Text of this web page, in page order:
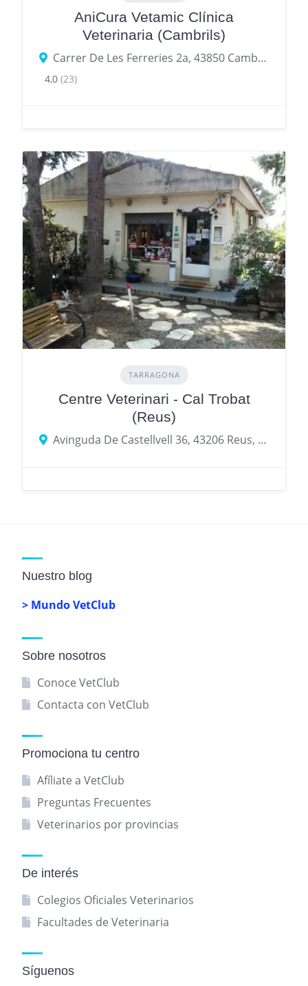
AniCura Vetamic Clínica
Veterinaria (Cambrils)
Carrer De Les Ferreries 2a, 43850 Cambrils, provincia de Tarragona, España
4,0 (23)
TARRAGONA
Centre Veterinari - Cal Trobat
(Reus)
Avinguda De Castellvell 36, 43206 Reus, provincia de Tarragona, España
Nuestro blog
> Mundo VetClub
Sobre nosotros
Conoce VetClub
Contacta con VetClub
Promociona tu centro
Afíliate a VetClub
Preguntas Frecuentes
Veterinarios por provincias
De interés
Colegios Oficiales Veterinarios
Facultades de Veterinaria
Síguenos